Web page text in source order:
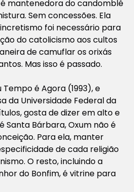
é mantenedora do candomblé
Sem concessões. Ela
foi necessário para
do catolicismo aos cultos
de camuflar os orixás
Mas isso é passado.
é Agora (1993), e
da Universidade Federal da
gosta de dizer em alto e
Santa Bárbara, Oxum não é
Para ela, manter
de cada religião
O resto, incluindo a
do Bonfim, é vitrine para